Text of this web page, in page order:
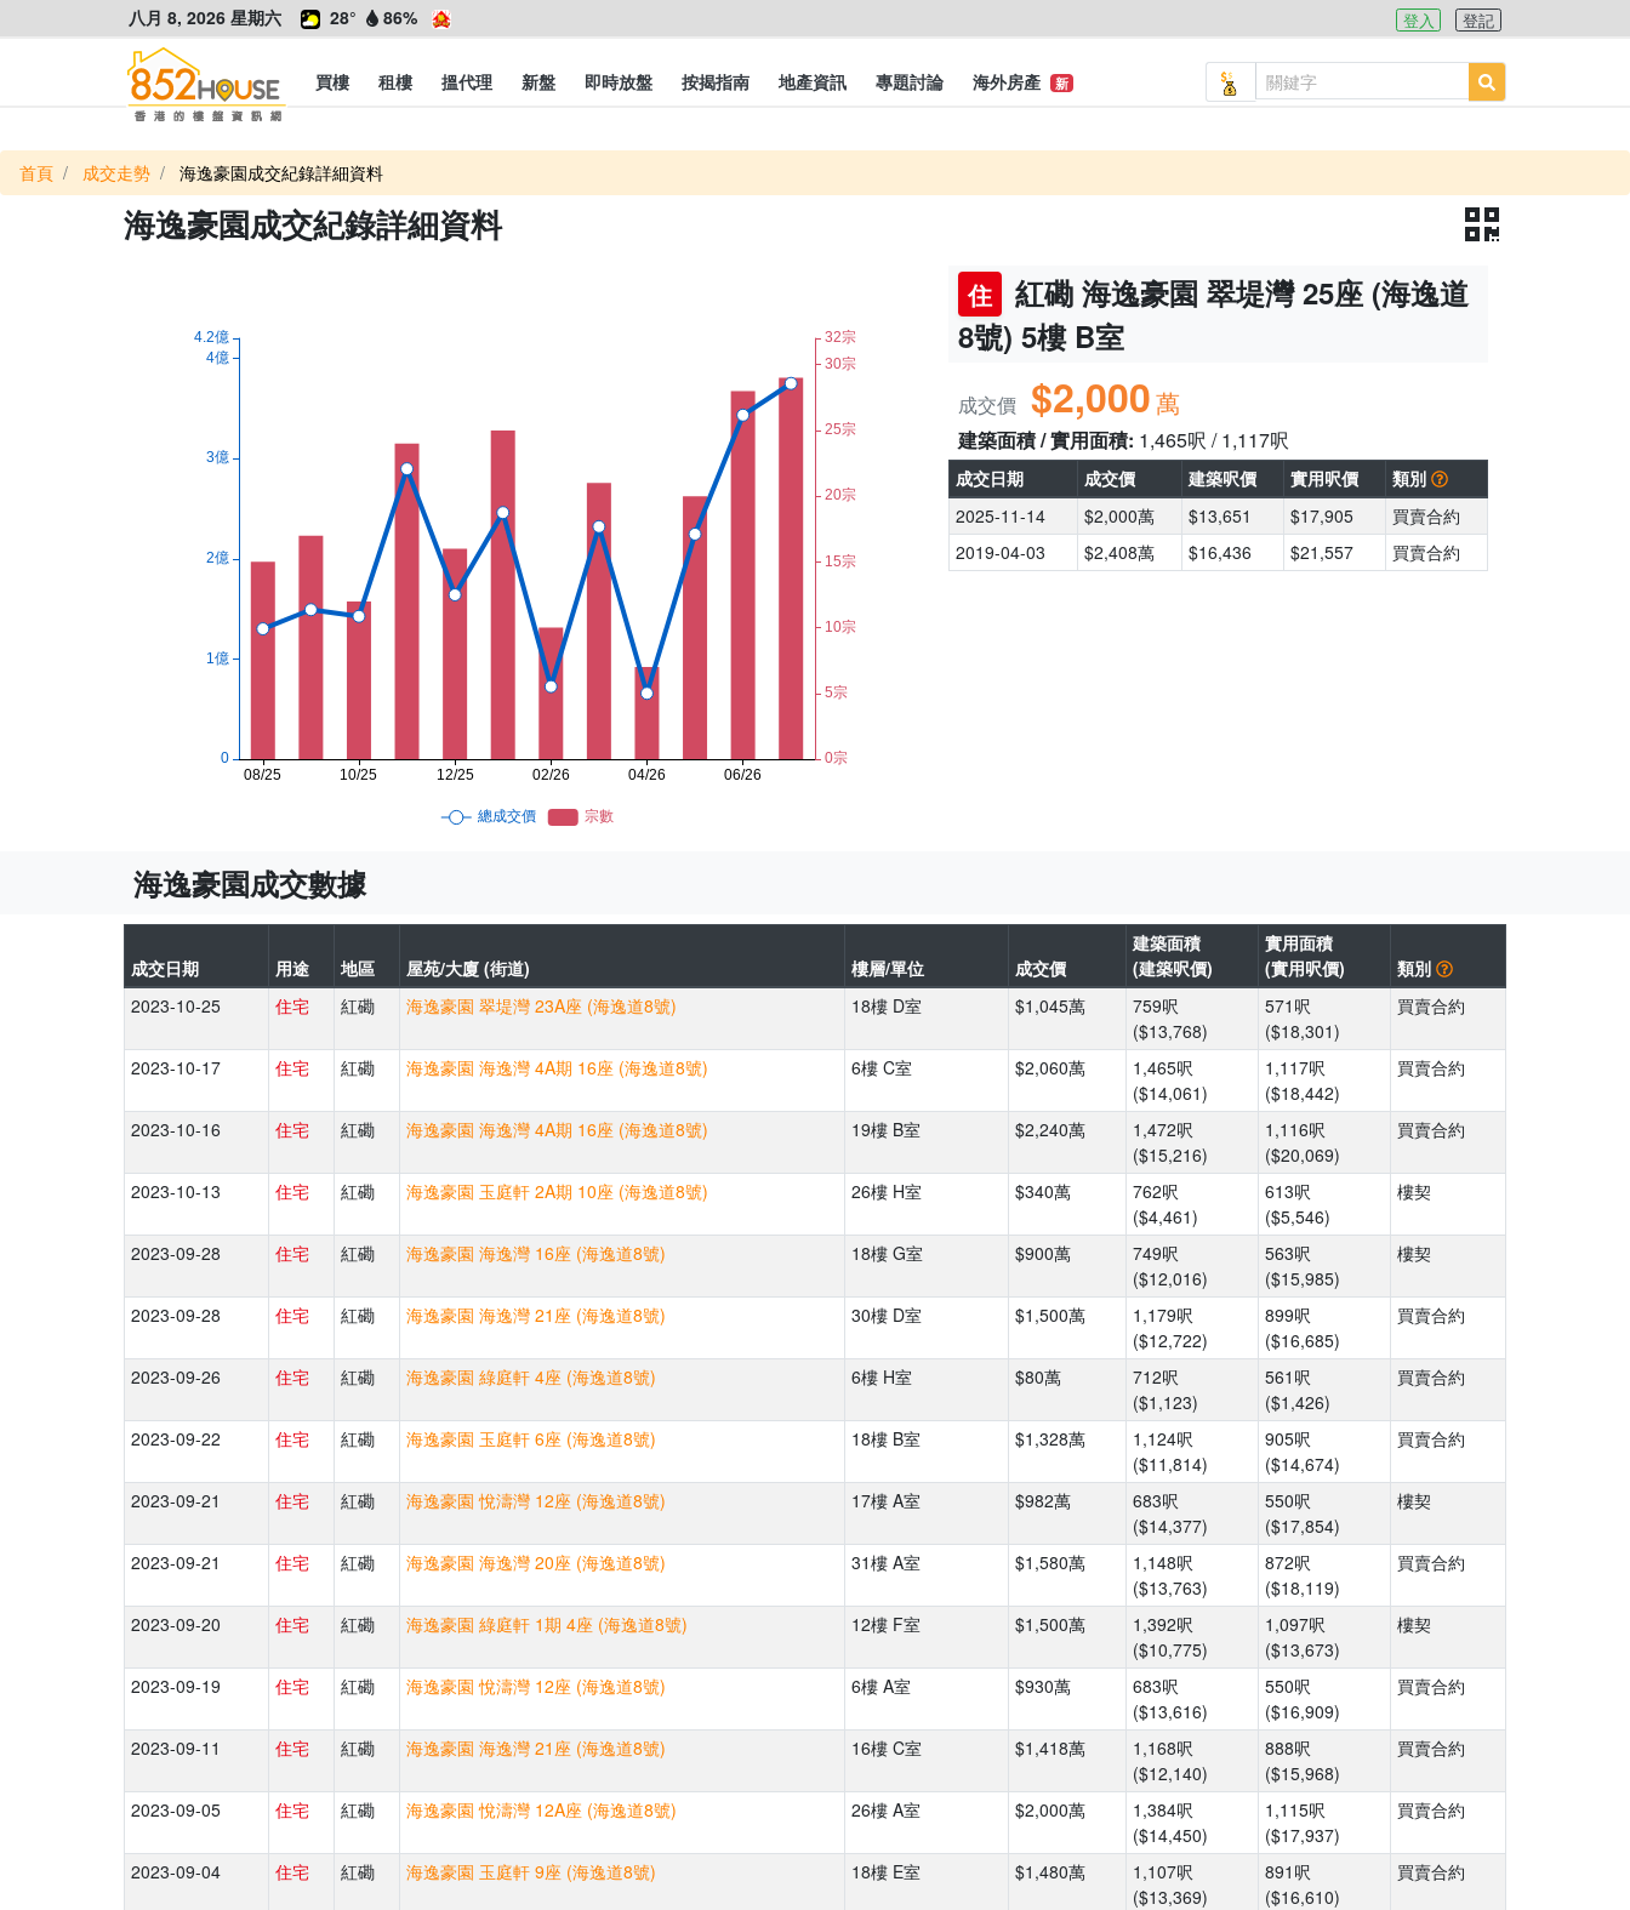
八月 8, 2026 星期六 28° 86% 登入 登記
買樓 租樓 搵代理 新盤 即時放盤 按揭指南 地產資訊 專題討論 海外房產 新
首頁 成交走勢 海逸豪園成交紀錄詳細資料
海逸豪園成交紀錄詳細資料
住
紅磡 海逸豪園 翠堤灣 25座 (海逸道
8號) 5樓 B室
成交價 $2,000萬
建築面積 / 實用面積: 1,465呎 / 1,117呎
成交日期 成交價 建築呎價 實用呎價
類別
2025-11-14
$2,000萬 $13,651 $17,905
買賣合約
2019-04-03
$2,408萬 $16,436 $21,557 買賣合約
海逸豪園成交數據
成交日期 用途 地區 屋苑/大廈 (街道) 樓層/單位 成交價
建築面積
(建築呎價)
實用面積
(實用呎價)
類別
2023-10-25
住宅 紅磡 海逸豪園 翠堤灣 23A座 (海逸道8號) 18樓 D室 $1,045萬
759呎
($13,768)
571呎
($18,301)
買賣合約
2023-10-17 住宅 紅磡 海逸豪園 海逸灣 4A期 16座 (海逸道8號) 6樓 C室 $2,060萬
1,465呎
($14,061)
1,117呎
($18,442)
買賣合約
2023-10-16 住宅 紅磡 海逸豪園 海逸灣 4A期 16座 (海逸道8號) 19樓 B室 $2,240萬
1,472呎
($15,216)
1,116呎
($20,069)
買賣合約
2023-10-13 住宅 紅磡 海逸豪園 玉庭軒 2A期 10座 (海逸道8號) 26樓 H室 $340萬
762呎
($4,461)
613呎
($5,546)
樓契
2023-09-28 住宅 紅磡 海逸豪園 海逸灣 16座 (海逸道8號) 18樓 G室 $900萬
749呎
($12,016)
563呎
($15,985)
樓契
2023-09-28 住宅 紅磡 海逸豪園 海逸灣 21座 (海逸道8號) 30樓 D室 $1,500萬
1,179呎
($12,722)
899呎
($16,685)
買賣合約
2023-09-26 住宅 紅磡 海逸豪園 綠庭軒 4座 (海逸道8號) 6樓 H室 $80萬
712呎
($1,123)
561呎
($1,426)
買賣合約
2023-09-22 住宅 紅磡 海逸豪園 玉庭軒 6座 (海逸道8號) 18樓 B室 $1,328萬
1,124呎
($11,814)
905呎
($14,674)
買賣合約
2023-09-21 住宅 紅磡 海逸豪園 悅濤灣 12座 (海逸道8號) 17樓 A室 $982萬
683呎
($14,377)
550呎
($17,854)
樓契
2023-09-21 住宅 紅磡 海逸豪園 海逸灣 20座 (海逸道8號) 31樓 A室 $1,580萬
1,148呎
($13,763)
872呎
($18,119)
買賣合約
2023-09-20 住宅 紅磡 海逸豪園 綠庭軒 1期 4座 (海逸道8號) 12樓 F室 $1,500萬
1,392呎
($10,775)
1,097呎
($13,673)
樓契
2023-09-19 住宅 紅磡 海逸豪園 悅濤灣 12座 (海逸道8號) 6樓 A室 $930萬
683呎
($13,616)
550呎
($16,909)
買賣合約
2023-09-11 住宅 紅磡 海逸豪園 海逸灣 21座 (海逸道8號) 16樓 C室 $1,418萬
1,168呎
($12,140)
888呎
($15,968)
買賣合約
2023-09-05 住宅 紅磡 海逸豪園 悅濤灣 12A座 (海逸道8號) 26樓 A室 $2,000萬
1,384呎
($14,450)
1,115呎
($17,937)
買賣合約
2023-09-04 住宅 紅磡 海逸豪園 玉庭軒 9座 (海逸道8號) 18樓 E室 $1,480萬
1,107呎
($13,369)
891呎
($16,610)
買賣合約